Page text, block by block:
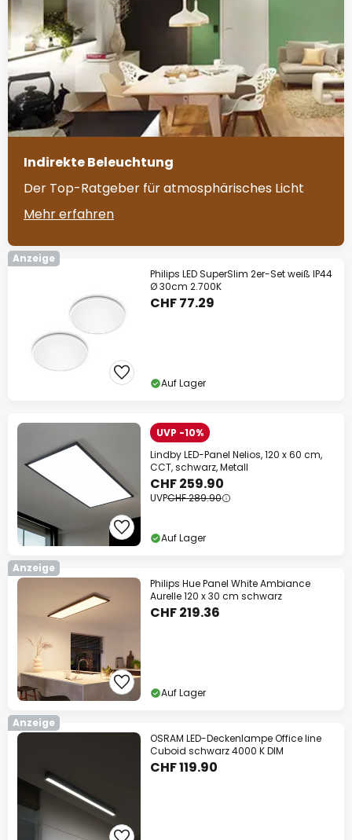
Indirekte Beleuchtung
Der Top-Ratgeber für atmosphärisches Licht
Mehr erfahren
Anzeige
Philips LED SuperSlim 2er-Set weiß IP44
Ø 30cm 2.700K
CHF 77.29
Auf Lager
UVP -10%
Lindby LED-Panel Nelios, 120 x 60 cm,
CCT, schwarz, Metall
CHF 259.90
UVPCHF 289.90
Auf Lager
Anzeige
Philips Hue Panel White Ambiance
Aurelle 120 x 30 cm schwarz
CHF 219.36
Auf Lager
Anzeige
OSRAM LED-Deckenlampe Office line
Cuboid schwarz 4000 K DIM
CHF 119.90